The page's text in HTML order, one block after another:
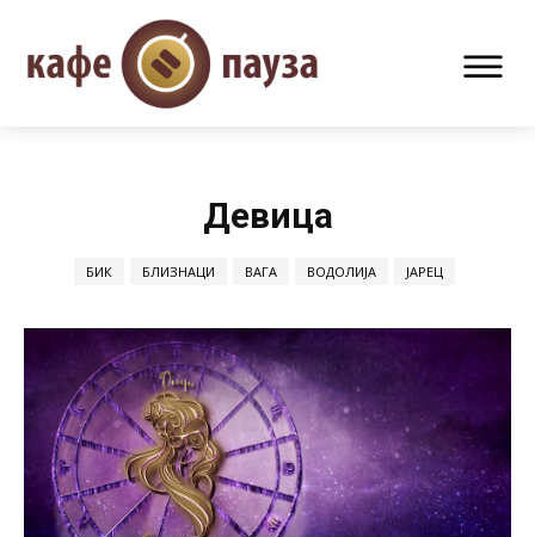
Девица
БИК БЛИЗНАЦИ ВАГА ВОДОЛИЈА ЈАРЕЦ